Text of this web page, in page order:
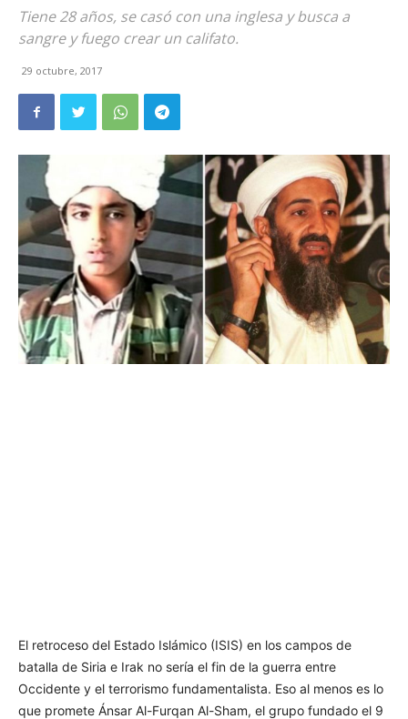
Tiene 28 años, se casó con una inglesa y busca a
sangre y fuego crear un califato.
29 octubre, 2017
El retroceso del Estado Islámico (ISIS) en los campos de
batalla de Siria e Irak no sería el fin de la guerra entre
Occidente y el terrorismo fundamentalista. Eso al menos es lo
que promete Ánsar Al-Furqan Al-Sham, el grupo fundado el 9